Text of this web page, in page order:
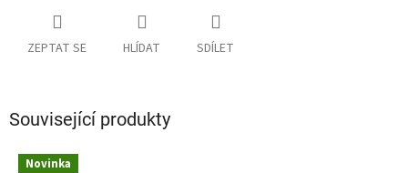
ZEPTAT SE HLÍDAT SDÍLET
Související produkty
Novinka